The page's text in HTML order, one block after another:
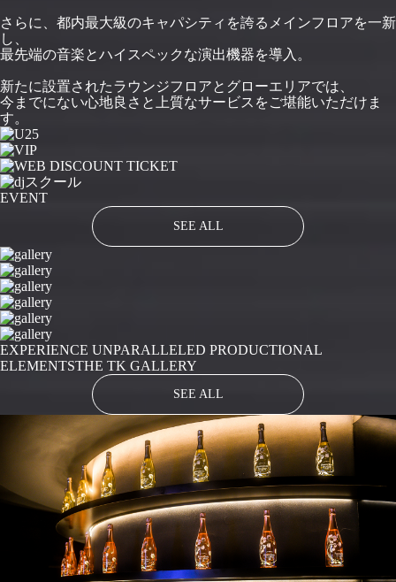
さらに、都内最大級のキャパシティを誇るメインフロアを一新
し、
最先端の音楽とハイスペックな演出機器を導入。
新たに設置されたラウンジフロアとグローエリアでは、
今までにない心地良さと上質なサービスをご堪能いただけま
す。
EVENT
SEE ALL
EXPERIENCE UNPARALLELED PRODUCTIONAL
ELEMENTSTHE TK GALLERY
SEE ALL